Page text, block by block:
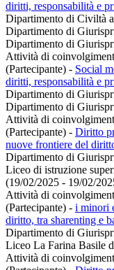
diritti, responsabilità e
Dipartimento di Civiltà
Dipartimento di
Dipartimento di
Attività di
(Partecipante) - Social
diritti, responsabilità e
Dipartimento di
Dipartimento di
Attività di
(Partecipante) - Diritto
nuove frontiere del
Dipartimento di
Liceo di istruzione
(19/02/2025 - 19/02/
Attività di
(Partecipante) - i minori
diritto, tra sharenting e
Dipartimento di
Liceo La Farina Basile
Attività di